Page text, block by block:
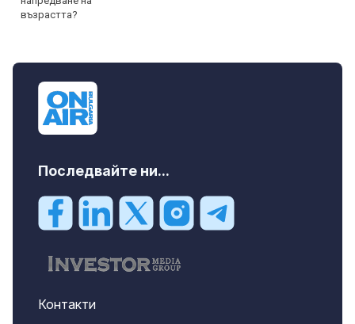
Последвайте ни...
Контакти